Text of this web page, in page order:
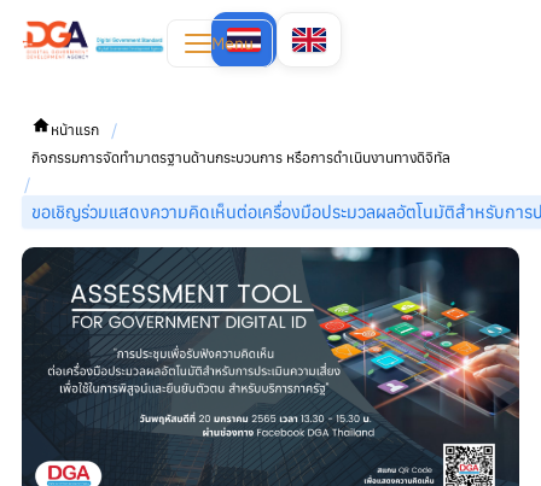
Menu
หน้าแรก /
กิจกรรมการจัดทำมาตรฐานด้านกระบวนการ หรือการดำเนินงานทางดิจิทัล
/
ขอเชิญร่วมแสดงความคิดเห็นต่อเครื่องมือประมวลผลอัตโนมัติสำหรับการ